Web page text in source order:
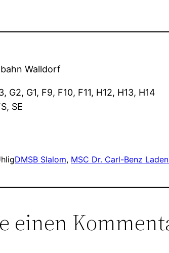
Walldorf
G2, G1, F9, F10, F11, H12, H13, H14
SE
DMSB Slalom, MSC Dr. Carl-Benz
einen